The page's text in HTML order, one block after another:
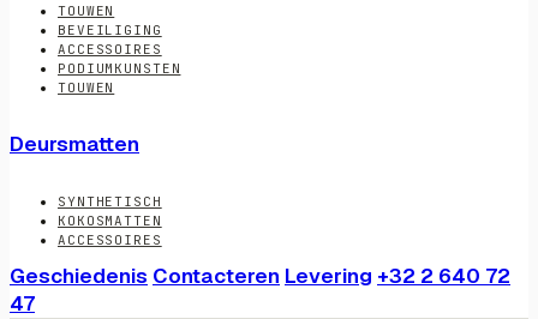
TOUWEN
BEVEILIGING
ACCESSOIRES
PODIUMKUNSTEN
TOUWEN
Deursmatten
SYNTHETISCH
KOKOSMATTEN
ACCESSOIRES
Geschiedenis Contacteren Levering +32 2 640 72
47